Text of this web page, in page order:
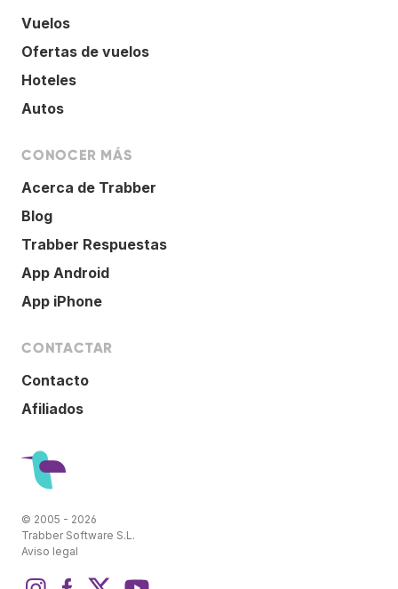
Vuelos
Ofertas de vuelos
Hoteles
Autos
CONOCER MÁS
Acerca de Trabber
Blog
Trabber Respuestas
App Android
App iPhone
CONTACTAR
Contacto
Afiliados
© 2005 - 2026
Trabber Software S.L.
Aviso legal